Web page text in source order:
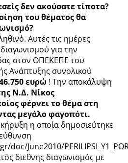
δεν ακούσατε τίποτα?
του θέματος θα
Αυτές τις ημέρες
για την
στον ΟΠΕΚΕΠΕ του
Ανάπτυξης συνολικού
ευρώ ! Την αποκάλυψη
Ν.Δ. Νίκος
φέρνει το θέμα στη
μεγάλο φαγοπότι.
η οποία δημοσιεύτηκε
doc/June2010/
διεθνής διαγωνισμός με